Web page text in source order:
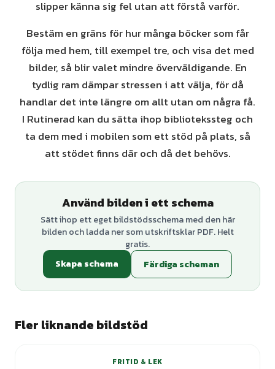
slipper känna sig fel utan att förstå varför.
Bestäm en gräns för hur många böcker som får
följa med hem, till exempel tre, och visa det med
bilder, så blir valet mindre överväldigande. En
tydlig ram dämpar stressen i att välja, för då
handlar det inte längre om allt utan om några få.
I Rutinerad kan du sätta ihop bibliotekssteg och
ta dem med i mobilen som ett stöd på plats, så
att stödet finns där och då det behövs.
Använd bilden i ett schema
Sätt ihop ett eget bildstödsschema med den här
bilden och ladda ner som utskriftsklar PDF. Helt
gratis.
Skapa schema
Färdiga scheman
Fler liknande bildstöd
FRITID & LEK